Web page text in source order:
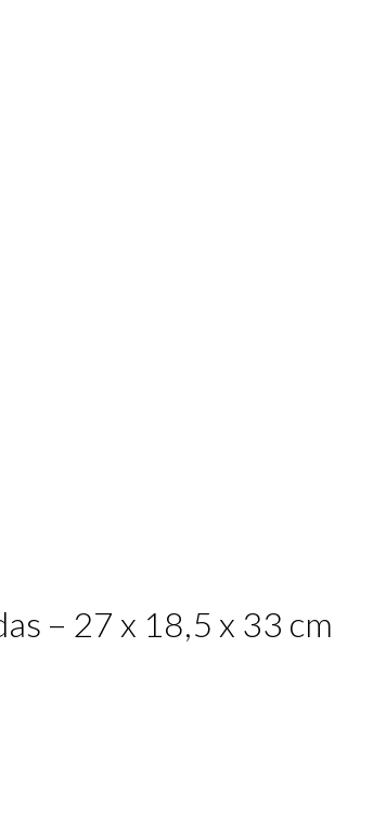
– 27 x 18,5 x 33 cm